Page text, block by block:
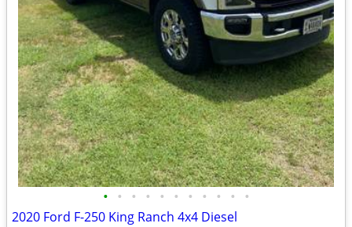
• • • • • • • • • • •
2020 Ford F-250 King Ranch 4x4 Diesel